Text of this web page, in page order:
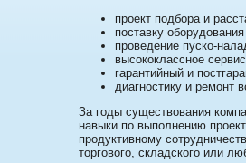
проект подбора и
поставку
проведение пуско-
высококлассное
гарантийный и
диагностику и ремонт
За годы существования
навыки по выполнению
продуктивному
торгового, складского или